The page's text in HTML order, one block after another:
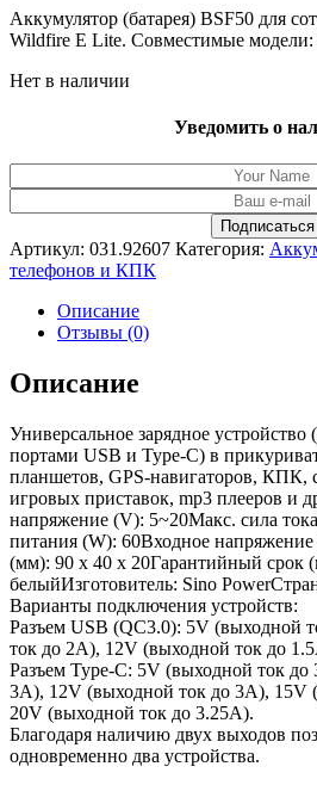
составляла
3,468.00₽.
3,179.00₽.
Аккумулятор (батарея) BSF50 для
Wildfire E Lite. Совместимые модели:
Нет в наличии
Уведомить о
Артикул: 031.92607 Категория:
телефонов и КПК
Описание
Отзывы (0)
Описание
Универсальное зарядное
портами USB и Type-С) в
планшетов, GPS-навигаторов, КПК,
игровых приставок, mp3 плееров и
напряжение (V): 5~20Макс. сила
питания (W): 60Входное
(мм): 90 x 40 x 20Гарантийный срок
белыйИзготовитель: Sino
Варианты подключения устройств:
Разъем USB (QC3.0): 5V (выходной
ток до 2A), 12V (выходной ток до
Разъем Type-C: 5V (выходной ток
3A), 12V (выходной ток до 3A), 15V
20V (выходной ток до 3.25A).
Благодаря наличию двух выходов
одновременно два устройства.